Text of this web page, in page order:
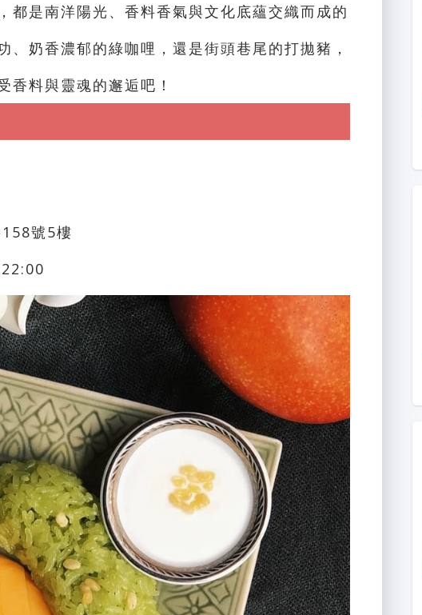
都是南洋陽光、香料香氣與文化底蘊交織而成的
、奶香濃郁的綠咖哩，還是街頭巷尾的打拋豬，
香料與靈魂的邂逅吧！
號5樓